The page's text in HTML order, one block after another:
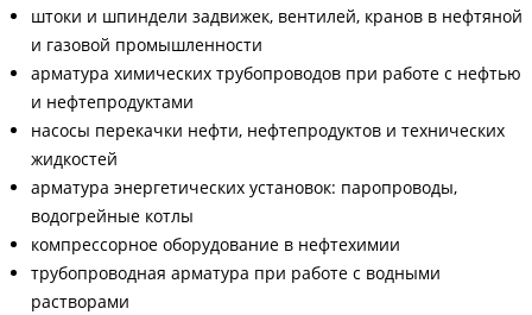
штоки и шпиндели задвижек, вентилей, кранов в нефтяной
и газовой промышленности
арматура химических трубопроводов при работе с нефтью
и нефтепродуктами
насосы перекачки нефти, нефтепродуктов и технических
жидкостей
арматура энергетических установок: паропроводы,
водогрейные котлы
компрессорное оборудование в нефтехимии
трубопроводная арматура при работе с водными
растворами